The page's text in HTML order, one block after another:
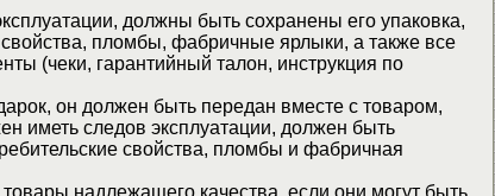
должны быть сохранены его упаковка,
пломбы, фабричные ярлыки, а также все
(чеки, гарантийный талон, инструкция по
он должен быть передан вместе с товаром,
иметь следов эксплуатации, должен быть
свойства, пломбы и фабричная
надлежащего качества, если они могут быть